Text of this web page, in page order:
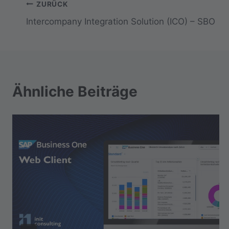
Beitragsnavigation
ZURÜCK
Intercompany Integration Solution (ICO) – SBO
Ähnliche Beiträge